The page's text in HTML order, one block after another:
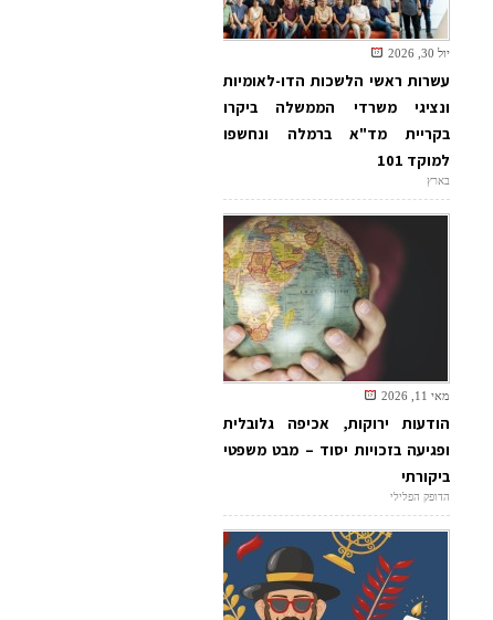
יול 30, 2026
עשרות ראשי הלשכות הדו-לאומיות
ונציגי משרדי הממשלה ביקרו
בקריית מד"א ברמלה ונחשפו
למוקד 101
בארץ
מאי 11, 2026
הודעות ירוקות, אכיפה גלובלית
ופגיעה בזכויות יסוד – מבט משפטי
ביקורתי
הדופק הפלילי